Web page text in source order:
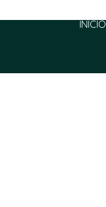
INÍCIO